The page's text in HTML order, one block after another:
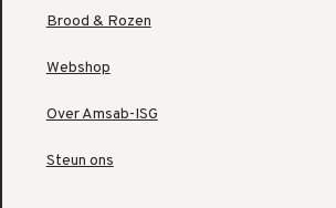
Brood & Rozen
Webshop
Over Amsab-ISG
Steun ons